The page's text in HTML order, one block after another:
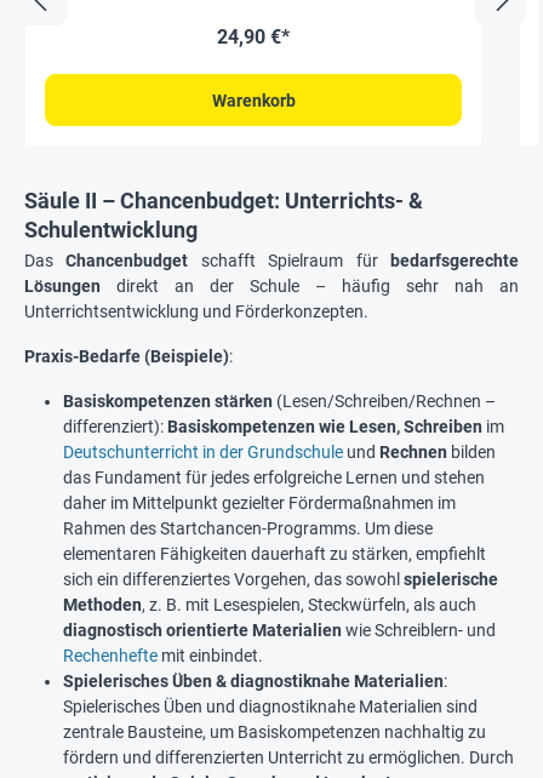
Aufnahmebereitschaft der Schüler haben, so dass die
Wissensvermittlung auf fruchtbaren Boden fällt. Dem Ton der
und Seele wirken (z. B. Meditation, Klang-Therapie, -Massage).
Diese gegossene Klangschale wird mit Kissen und Klöppel in
hochwertige Verarbeitung aus bis zu 7 verschiedenen Metallen
gewährleistet einen klaren und angenehmen Klang. gegossene
Klangschale aus bis zu 7 verschiedenen Metallen mit Kissen,
Klöppel und besticktem Beutel Der Beutel ist in verschiedenen
Farben erhältlich - eine Farbauswahl kann nicht getroffen
werden. Maße Klangschale: ca. 3 cm hoch, 7 cm øMaße
Holzklöppel: ca. 11 cm langGesamtgewicht: ca. 191 gInhalt:
24,90 €*
Warenkorb
Säule II – Chancenbudget: Unterrichts- &
Schulentwicklung
DasChancenbudget schafft Spielraum für
bedarfsgerechte
Lösungen direkt an der Schule – häufig sehr nah an
Unterrichtsentwicklung und Förderkonzepten.
Praxis-Bedarfe (Beispiele):
Basiskompetenzen stärken (Lesen/Schreiben/Rechnen –
differenziert): Basiskompetenzen wie Lesen, Schreiben im
Deutschunterricht in der Grundschule und Rechnen bilden
das Fundament für jedes erfolgreiche Lernen und stehen
daher im Mittelpunkt gezielter Fördermaßnahmen im
Rahmen des Startchancen-Programms. Um diese
elementaren Fähigkeiten dauerhaft zu stärken, empfiehlt
sich ein differenziertes Vorgehen, das sowohl spielerische
Methoden, z. B. mit Lesespielen, Steckwürfeln, als auch
diagnostisch orientierte Materialien wie Schreiblern- und
Rechenhefte mit einbindet.
Spielerisches Üben & diagnostiknahe Materialien:
Spielerisches Üben und diagnostiknahe Materialien sind
zentrale Bausteine, um Basiskompetenzen nachhaltig zu
fördern und differenzierten Unterricht zu ermöglichen. Durch